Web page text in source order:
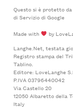
Questo si è protetto
di Serviziodi Google
Made with
by
Langhe.Net, testata
Registro stampa del
Tablino.
Editore: LoveLanghe
P.IVA 03796440042
Via Castello 20
12050 Albaretto della
Italy